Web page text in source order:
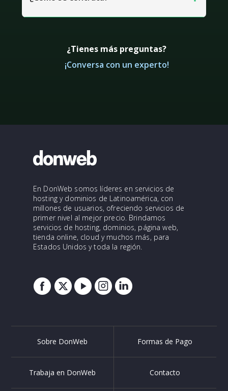
¿Tienes más preguntas?
¡Conversa con un experto!
En DonWeb somos líderes en servicios de
hosting y dominios de Latinoamérica, con
millones de usuarios, ofreciendo servicios de
primer nivel al mejor precio. Brindamos
servicios de hosting, dominios, página web,
tienda online, cloud y muchos más, para
Estados Unidos y toda la región.
Sobre DonWeb Formas de Pago
Trabaja en DonWeb Contacto